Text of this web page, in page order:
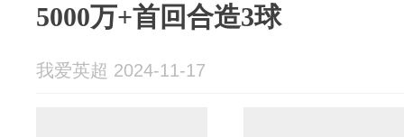
5000万+首回合造3球
我爱英超 2024-11-17